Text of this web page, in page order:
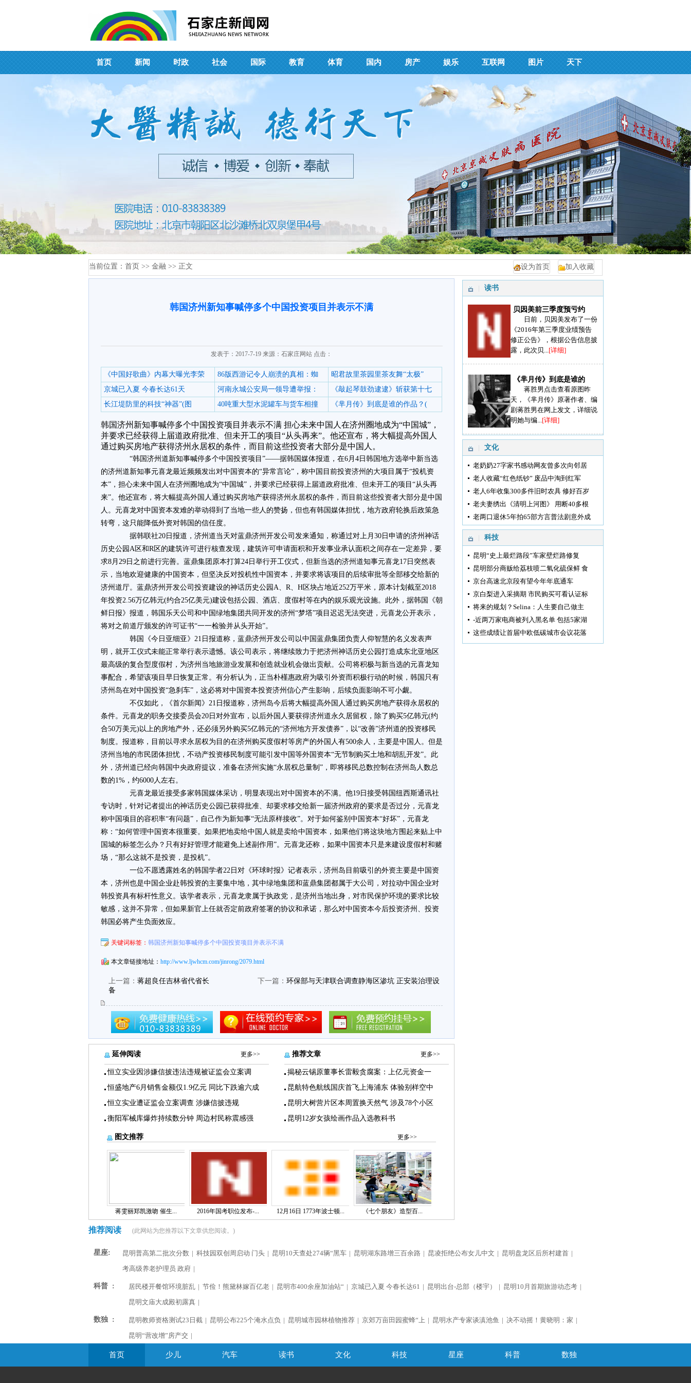
首页 新闻 时政 社会 国际 教育 体育 国内 房产 娱乐 互联网 图片 天下
当前位置： 首页 >> 金融 >> 正文 加入收藏
设为首页
韩国济州新知事喊停多个中国投资项目并表示不满
发表于：2017-7-19 来源：石家庄网站 点击：
《中国好歌曲》内幕大曝光李荣 86版西游记令人崩溃的真相：蜘
昭君故里茶园里茶友舞“太极”
京城已入夏 今春长达61天
河南永城公安局一领导遭举报：
《敲起琴鼓劲逮逮》斩获第十七
长江堤防里的科技“神器”(图
40吨重大型水泥罐车与货车相撞 《芈月传》到底是谁的作品？(
韩国济州新知事喊停多个中国投资项目并表示不满 担心未来中国人在济州圈地成为“中国城”，
并要求已经获得上届道政府批准、但未开工的项目“从头再来”。他还宣布，将大幅提高外国人
通过购买房地产获得济州永居权的条件，而目前这些投资者大部分是中国人。
“韩国济州道新知事喊停多个中国投资项目”——据韩国媒体报道，在6月4日韩国地方选举中新当选
的济州道新知事元喜龙最近频频发出对中国资本的“异常言论”，称中国目前投资济州的大项目属于“投机资
本”，担心未来中国人在济州圈地成为“中国城”，并要求已经获得上届道政府批准、但未开工的项目“从头再
来”。他还宣布，将大幅提高外国人通过购买房地产获得济州永居权的条件，而目前这些投资者大部分是中国
人。元喜龙对中国资本发难的举动得到了当地一些人的赞扬，但也有韩国媒体担忧，地方政府轮换后政策急
转弯，这只能降低外资对韩国的信任度。
据韩联社20日报道，济州道当天对蓝鼎济州开发公司发来通知，称通过对上月30日申请的济州神话
历史公园A区和R区的建筑许可进行核查发现，建筑许可申请面积和开发事业承认面积之间存在一定差异，要
求8月29日之前进行完善。蓝鼎集团原本打算24日举行开工仪式，但新当选的济州道知事元喜龙17日突然表
示，当地欢迎健康的中国资本，但坚决反对投机性中国资本，并要求将该项目的后续审批等全部移交给新的
济州道厅。蓝鼎济州开发公司投资建设的神话历史公园A、R、H区块占地近252万平米，原本计划截至2018
年投资2.56万亿韩元(约合25亿美元)建设包括公园、酒店、度假村等在内的娱乐观光设施。此外，据韩国《朝
鲜日报》报道，韩国乐天公司和中国绿地集团共同开发的济州“梦塔”项目迟迟无法突进，元喜龙公开表示，
将对之前道厅颁发的许可证书“一一检验并从头开始”。
韩国《今日亚细亚》21日报道称，蓝鼎济州开发公司以中国蓝鼎集团负责人仰智慧的名义发表声
明，就开工仪式未能正常举行表示遗憾。该公司表示，将继续致力于把济州神话历史公园打造成东北亚地区
最高级的复合型度假村，为济州当地旅游业发展和创造就业机会做出贡献。公司将积极与新当选的元喜龙知
事配合，希望该项目早日恢复正常。有分析认为，正当朴槿惠政府为吸引外资而积极行动的时候，韩国只有
济州岛在对中国投资“急刹车”，这必将对中国资本投资济州信心产生影响，后续负面影响不可小觑。
不仅如此，《首尔新闻》21日报道称，济州岛今后将大幅提高外国人通过购买房地产获得永居权的
条件。元喜龙的职务交接委员会20日对外宣布，以后外国人要获得济州道永久居留权，除了购买5亿韩元(约
合50万美元)以上的房地产外，还必须另外购买5亿韩元的“济州地方开发债券”，以“改善”济州道的投资移民
制度。报道称，目前以寻求永居权为目的在济州购买度假村等房产的外国人有500余人，主要是中国人。但是
济州当地的市民团体担忧，不动产投资移民制度可能引发中国等外国资本“无节制购买土地和胡乱开发”。此
外，济州道已经向韩国中央政府提议，准备在济州实施“永居权总量制”，即将移民总数控制在济州岛人数总
数的1%，约6000人左右。
元喜龙最近接受多家韩国媒体采访，明显表现出对中国资本的不满。他19日接受韩国纽西斯通讯社
专访时，针对记者提出的神话历史公园已获得批准、却要求移交给新一届济州政府的要求是否过分，元喜龙
称中国项目的容积率“有问题”，自己作为新知事“无法原样接收”。对于如何鉴别中国资本“好坏”，元喜龙
称：“如何管理中国资本很重要。如果把地卖给中国人就是卖给中国资本，如果他们将这块地方围起来贴上中
国城的标签怎么办？只有好好管理才能避免上述副作用”。元喜龙还称，如果中国资本只是来建设度假村和赌
场，“那么这就不是投资，是投机”。
一位不愿透露姓名的韩国学者22日对《环球时报》记者表示，济州岛目前吸引的外资主要是中国资
本，济州也是中国企业赴韩投资的主要集中地，其中绿地集团和蓝鼎集团都属于大公司，对拉动中国企业对
韩投资具有标杆性意义。该学者表示，元喜龙隶属于执政党，是济州当地出身，对市民保护环境的要求比较
敏感，这并不异常，但如果新官上任就否定前政府签署的协议和承诺，那么对中国资本今后投资济州、投资
韩国必将产生负面效应。
关键词标签： 韩国济州新知事喊停多个中国投资项目并表示不满
本文章链接地址： http://www.ljwhcm.com/jinrong/2079.html
上一篇： 蒋超良任吉林省代省长 下一篇： 环保部与天津联合调查静海区渗坑 正安装治理设
备
延伸阅读 更多>>
恒立实业因涉嫌信披违法违规被证监会立案调
恒盛地产6月销售金额仅1.9亿元 同比下跌逾六成
恒立实业遭证监会立案调查 涉嫌信披违规
衡阳军械库爆炸持续数分钟 周边村民称震感强
推荐文章 更多>>
揭秘云锡原董事长雷毅贪腐案：上亿元资金一
昆航特色航线国庆首飞上海浦东 体验别样空中
昆明大树营片区本周置换天然气 涉及78个小区
昆明12岁女孩绘画作品入选教科书
图文推荐 更多>>
蒋雯丽郑凯激吻 催生... 2016年国考职位发布-... 12月16日 1773年波士顿... 《七个朋友》造型百...
读书
贝因美前三季度预亏约
日前，贝因美发布了一份
《2016年第三季度业绩预告
修正公告》，根据公告信息披
露，此次贝...[详细]
《芈月传》到底是谁的
蒋胜男点击查看原图昨
天，《芈月传》原著作者、编
剧蒋胜男在网上发文，详细说
明她与编...[详细]
文化
老奶奶27字家书感动网友曾多次向邻居
老人收藏“红色纸钞” 废品中淘到红军
老人6年收集300多件旧时农具 修好百岁
老夫妻绣出《清明上河图》 用断40多根
老两口退休5年拍65部方言普法剧意外成
科技
昆明“史上最烂路段”车家壁烂路修复
昆明部分商贩给荔枝喷二氧化硫保鲜 食
京台高速北京段有望今年年底通车
京白梨进入采摘期 市民购买可看认证标
将来的规划？Selina：人生要自己做主
-近两万家电商被列入黑名单 包括5家湖
这些成绩让首届中欧低碳城市会议花落
推荐阅读 (此网站为您推荐以下文章供您阅读。)
星座: 昆明普高第二批次分数 | 科技园双创周启动 门头 | 昆明10天查处274辆“黑车 | 昆明湖东路增三百余路 | 昆凌拒绝公布女儿中文 | 昆明盘龙区后所村建首 |
考高级养老护理员 政府 |
科普 : 居民楼开餐馆环境脏乱 | 节俭！熊黛林嫁百亿老 | 昆明市400余座加油站“ | 京城已入夏 今春长达61 | 昆明出台-总部（楼宇） | 昆明10月首期旅游动态考 |
昆明文庙大成殿初露真 |
数独 : 昆明教师资格测试23日截 | 昆明公布225个淹水点负 | 昆明城市园林植物推荐 | 京郊万亩田园蜜蜂“上 | 昆明水产专家谈滇池鱼 | 决不动摇！黄晓明：家 |
昆明“营改增”房产交 |
首页 少儿 汽车 读书 文化 科技 星座 科普 数独